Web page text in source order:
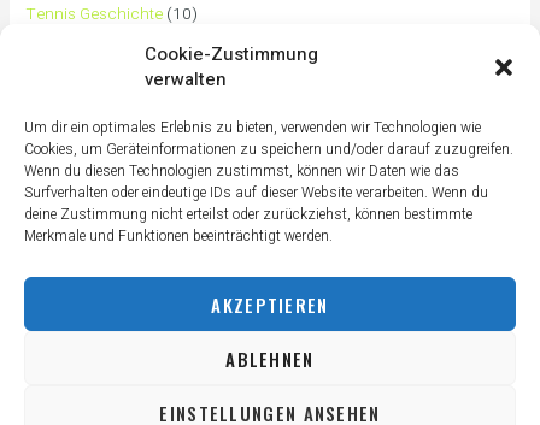
Cookie-Zustimmung
verwalten
Um dir ein optimales Erlebnis zu bieten, verwenden wir Technologien wie
Cookies, um Geräteinformationen zu speichern und/oder darauf zuzugreifen.
Wenn du diesen Technologien zustimmst, können wir Daten wie das
Surfverhalten oder eindeutige IDs auf dieser Website verarbeiten. Wenn du
deine Zustimmung nicht erteilst oder zurückziehst, können bestimmte
Merkmale und Funktionen beeinträchtigt werden.
AKZEPTIEREN
ABLEHNEN
EINSTELLUNGEN ANSEHEN
Tennis Geschichte (10)
Tennis Tipps und Tricks(63)
(3)
Tennis Training für Anfänger(36)
Tennisass Profis(7)
Tennisbälle (4)
Tennisplatz(1)